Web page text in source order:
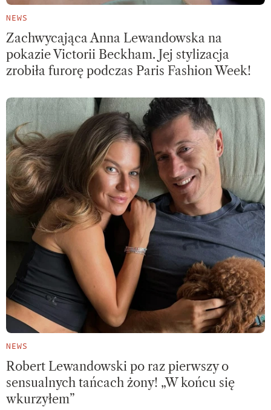
NEWS
Zachwycająca Anna Lewandowska na
pokazie Victorii Beckham. Jej stylizacja
zrobiła furorę podczas Paris Fashion Week!
NEWS
Robert Lewandowski po raz pierwszy o
sensualnych tańcach żony! „W końcu się
wkurzyłem”